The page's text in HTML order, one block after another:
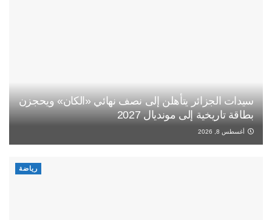
سيدات الجزائر يتأهلن إلى نصف نهائي «الكان» ويحجزن
بطاقة تاريخية إلى مونديال 2027
أغسطس 8, 2026
رياضة